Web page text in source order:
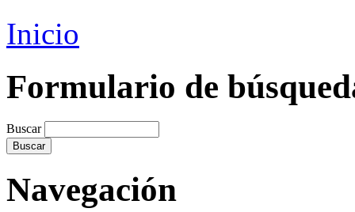
Inicio
Formulario de
Buscar
Navegación